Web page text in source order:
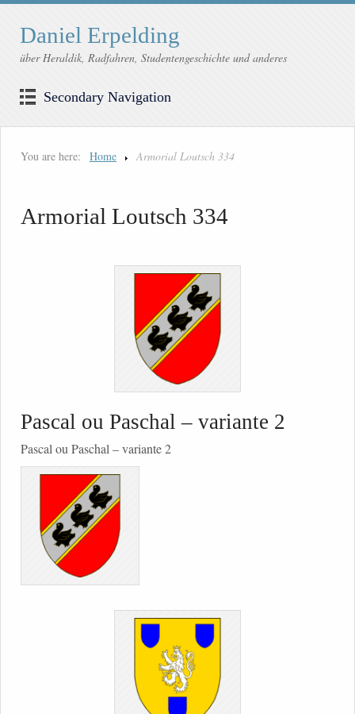
Daniel Erpelding
über Heraldik, Radfahren, Studentengeschichte und anderes
Secondary Navigation
You are here: Home Armorial Loutsch 334
Armorial Loutsch 334
Pascal ou Paschal – variante 2
Pascal ou Paschal – variante 2